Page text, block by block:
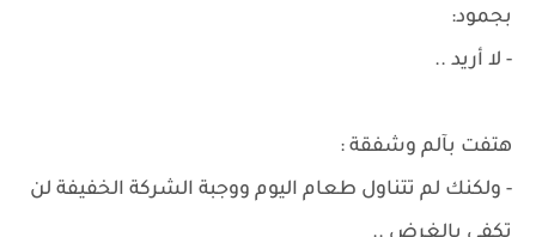
بجمود:
- لا أريد ..
هتفت بآلم وشفقة :
- ولكنك لم تتناول طعام اليوم ووجبة الشركة الخفيفة لن